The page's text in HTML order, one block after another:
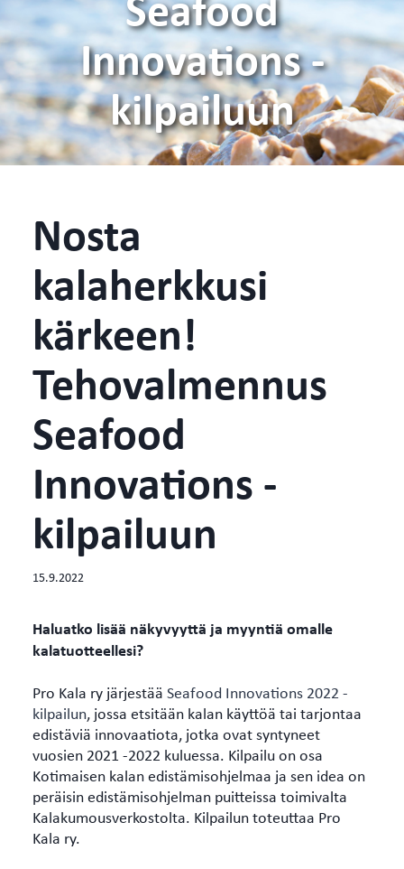
Innovations -
kilpailuun
Nosta
kalaherkkusi
kärkeen!
Tehovalmennus
Seafood
Innovations -
kilpailuun
15.9.2022
Haluatko lisää näkyvyyttä ja myyntiä omalle
kalatuotteellesi?
Pro Kala ry järjestää Seafood Innovations 2022 -
kilpailun, jossa etsitään kalan käyttöä tai tarjontaa
edistäviä innovaatiota, jotka ovat syntyneet
vuosien 2021 -2022 kuluessa. Kilpailu on osa
Kotimaisen kalan edistämisohjelmaa ja sen idea on
peräisin edistämisohjelman puitteissa toimivalta
Kalakumousverkostolta. Kilpailun toteuttaa Pro
Kala ry.